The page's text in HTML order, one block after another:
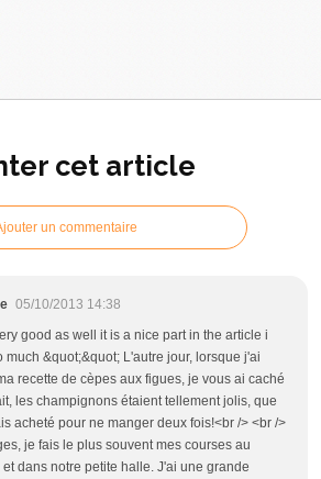
cet article
un commentaire
05/10/2013 14:38
good as well it is a nice part in the article i
much &quot;&quot; L'autre jour, lorsque j'ai
recette de cèpes aux figues, je vous ai caché
les champignons étaient tellement jolis, que
acheté pour ne manger deux fois!<br /> <br />
je fais le plus souvent mes courses au
et dans notre petite halle. J'ai une grande